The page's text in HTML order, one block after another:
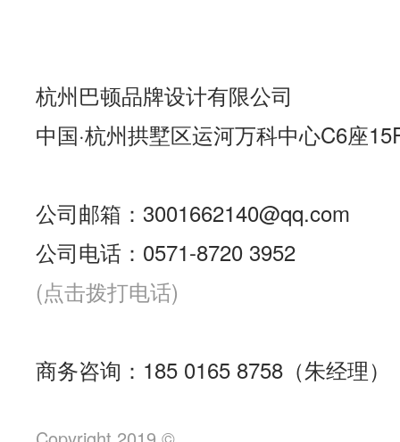
杭州巴顿品牌设计有限公司
中国·杭州拱墅区运河万科中心C6座
公司邮箱：3001662140@qq.com
公司电话：0571-8720 3952
(点击拨打电话)
商务咨询：185 0165 8758（朱经理）